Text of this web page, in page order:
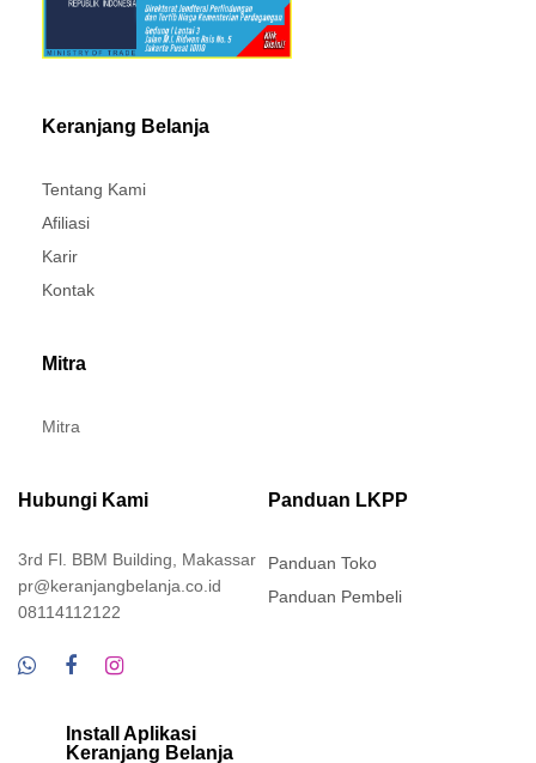
Keranjang Belanja
Tentang Kami
Afiliasi
Karir
Kontak
Mitra
Mitra
Hubungi Kami
3rd Fl. BBM Building, Makassar
pr@keranjangbelanja.co.id
08114112122
Panduan LKPP
Panduan Toko
Panduan Pembeli
Install Aplikasi
Keranjang Belanja